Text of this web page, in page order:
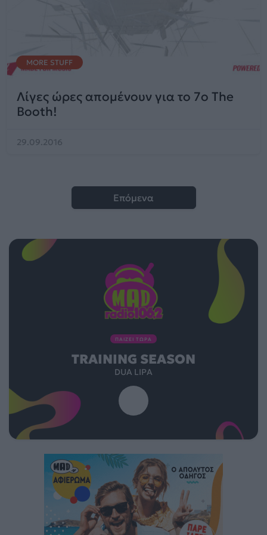
MORE STUFF
Λίγες ώρες απομένουν για το 7o The
Booth!
29.09.2016
Επόμενα
ΠΑΙΖΕΙ ΤΩΡΑ
TRAINING SEASON
DUA LIPA